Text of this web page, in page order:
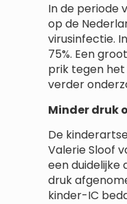
In de periode
op de
virusinfectie.
75%. Een
prik tegen
verder
Minder druk
De
Valerie Sloof
een duidelijke
druk
kinder-IC